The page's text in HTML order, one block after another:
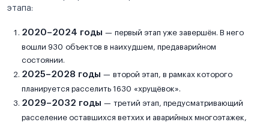
этапа:
2020–2024 годы — первый этап уже завершён. В него
вошли 930 объектов в наихудшем, предаварийном
состоянии.
2025–2028 годы — второй этап, в рамках которого
планируется расселить 1630 «хрущёвок».
2029–2032 годы — третий этап, предусматривающий
расселение оставшихся ветхих и аварийных многоэтажек,